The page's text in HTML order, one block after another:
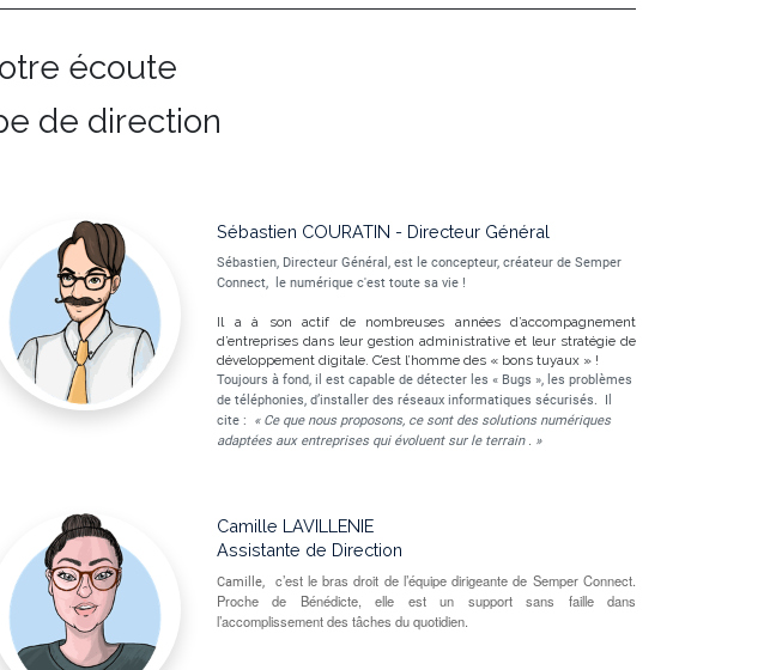
écoute
de direction
Sébastien COURATIN - Directeur Général
Sébastien, Directeur Général, est le concepteur, créateur de Semper
Connect,
le numérique c'est toute sa vie !
Il a à son actif de nombreuses années d’accompagnement
d’entreprises dans leur gestion administrative et leur stratégie de
développement digitale. C’est l’homme des « bons tuyaux » !
Toujours à fond, il est capable de détecter les « Bugs », les problèmes
de téléphonies, d’installer des réseaux informatiques sécurisés. Il
cite :
« Ce que nous proposons, ce sont des solutions numériques
adaptées aux entreprises qui évoluent sur le terrain . »
Camille LAVILLENIE
Assistante de Direction
Camille,
c’est le bras droit de l’équipe dirigeante de Semper Connect.
Proche de Bénédicte, elle est un support sans faille dans
l’accomplissement des tâches du quotidien.